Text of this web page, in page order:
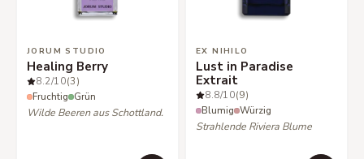
JORUM STUDIO
Healing Berry
8.2/10(3)
Fruchtig Grün
Wilde Beeren aus Schottland.
EX NIHILO
Lust in Paradise
Extrait
8.8/10(9)
Blumig Würzig
Strahlende Riviera Blume